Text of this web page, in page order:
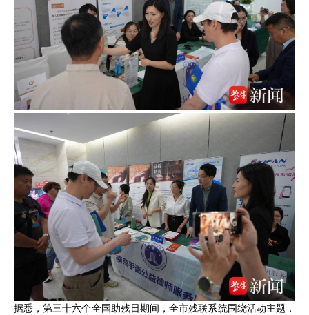
据悉，第三十六个全国助残日期间，全市残联系统围绕活动主题，